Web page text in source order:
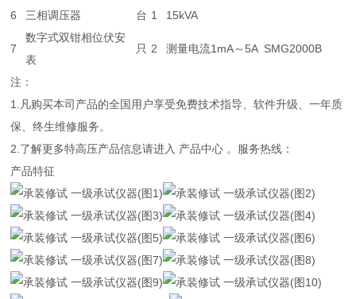
6 三相调压器 台 1 15kVA
7
数字式双钳相位伏安
表
只 2 测量电流1mA～5A SMG2000B
注：
1.凡购买本司产品的全国用户享受免费技术指导、软件升级、一年质
保、终生维修服务。
2.了解更多特高压产品信息请进入 产品中心 。服务热线：
产品特征